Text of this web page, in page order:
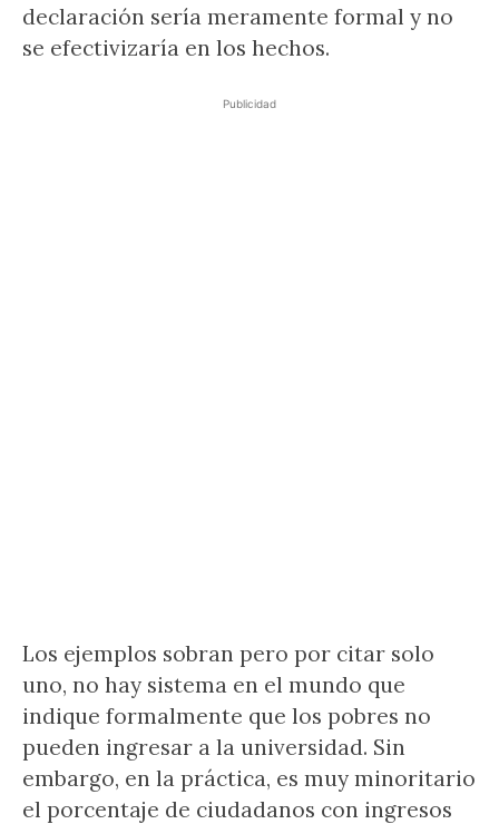
declaración sería meramente formal y no
se efectivizaría en los hechos.
Publicidad
Los ejemplos sobran pero por citar solo
uno, no hay sistema en el mundo que
indique formalmente que los pobres no
pueden ingresar a la universidad. Sin
embargo, en la práctica, es muy minoritario
el porcentaje de ciudadanos con ingresos